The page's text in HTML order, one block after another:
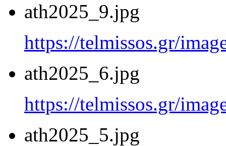
ath2025_9.jpg
https://telmissos.gr/
ath2025_6.jpg
https://telmissos.gr/
ath2025_5.jpg